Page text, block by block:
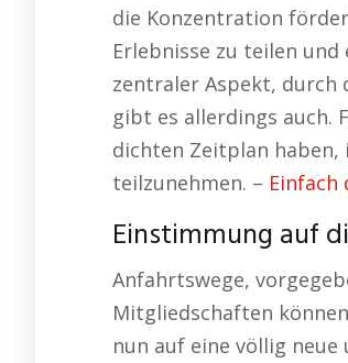
die Konzentration
Erlebnisse zu teilen
zentraler Aspekt, durch
gibt es allerdings auch.
dichten Zeitplan haben,
teilzunehmen. – Einfach
Einstimmung auf
Anfahrtswege,
Mitgliedschaften
nun auf eine völlig